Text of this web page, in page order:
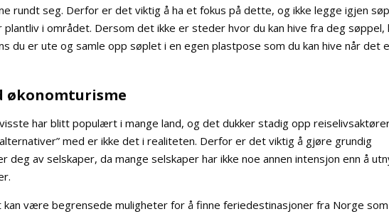
rundt seg. Derfor er det viktig å ha et fokus på dette, og ikke legge igjen
i området. Dersom det ikke er steder hvor du kan hive fra deg søppel,
du er ute og samle opp søplet i en egen plastpose som du kan hive når det
økonomturisme
har blitt populært i mange land, og det dukker stadig opp
med er ikke det i realiteten. Derfor er det viktig å gjøre grundig
av selskaper, da mange selskaper har ikke noe annen intensjon enn å
kan være begrensede muligheter for å finne feriedestinasjoner fra Norge